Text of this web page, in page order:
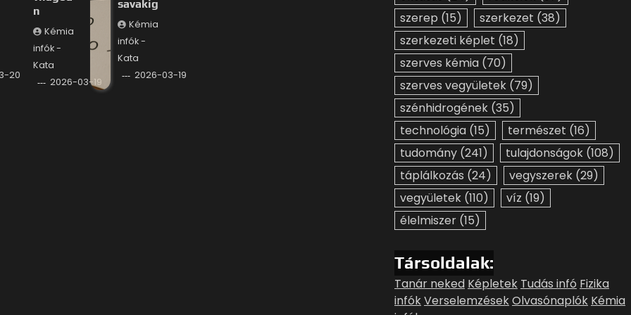
20
n
Kémia
infók -
Kata
2026-03-19
savakig
Kémia
infók -
Kata
2026-03-19
szerep (15) szerkezet (38)
szerkezeti képlet (18)
szerves kémia (70)
szerves vegyületek (79)
szénhidrogének (35)
technológia (15) természet (16)
tudomány (241) tulajdonságok (108)
táplálkozás (24) vegyszerek (29)
vegyületek (110) víz (19)
élelmiszer (15)
Társoldalak:
Tanár neked Képletek Tudás infó Fizika
infókVerselemzésekOlvasónaplók Kémia